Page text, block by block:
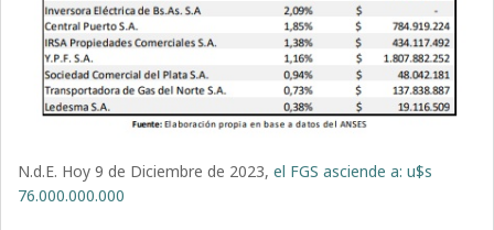
N.d.E. Hoy 9 de Diciembre de 2023,el FGS asciende a: u$s
76.000.000.000